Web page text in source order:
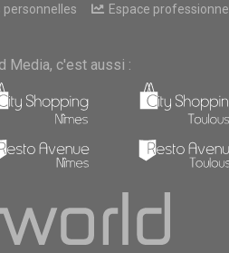
personnelles
Espace professionnel
Media, c'est aussi :